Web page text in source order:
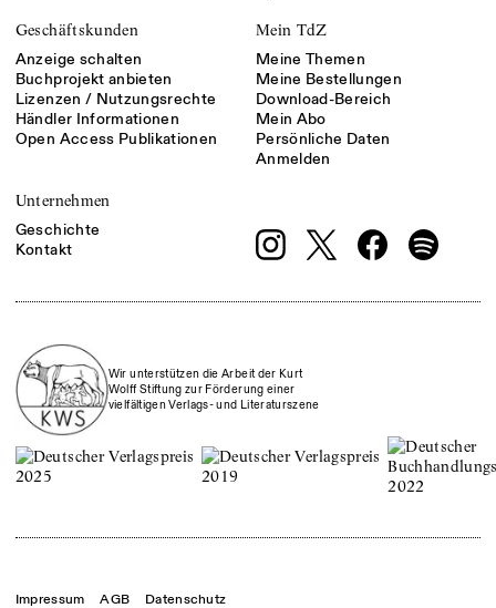
Geschäftskunden
Anzeige schalten
Buchprojekt anbieten
Lizenzen / Nutzungsrechte
Händler Informationen
Open Access Publikationen
Mein TdZ
Meine Themen
Meine Bestellungen
Download-Bereich
Mein Abo
Persönliche Daten
Anmelden
Unternehmen
Geschichte
Kontakt
Wir unterstützen die Arbeit der Kurt
Wolff Stiftung zur Förderung einer
vielfältigen Verlags- und Literaturszene
Impressum AGB Datenschutz